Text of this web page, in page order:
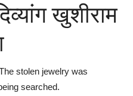
खुशीराम
stolen jewelry was
searched.